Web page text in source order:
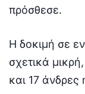
πρόσθεσε.
Η δοκιμή σε
σχετικά
και 17 άνδρες